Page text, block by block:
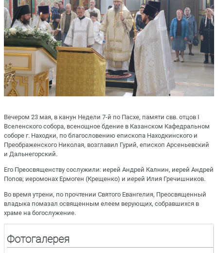
Вечером 23 мая, в канун Недели 7-й по Пасхе, памяти свв. отцов I
Вселенского собора, всенощное бдение в Казанском Кафедральном
соборе г. Находки, по благословению епископа Находкинского и
Преображенского Николая, возглавил Гурий, епископ Арсеньевский
и Дальнегорский.
Его Преосвященству сослужили: иерей Андрей Калнин, иерей Андрей
Попов; иеромонах Ермоген (Крещенко) и иерей Илия Гречишников.
Во время утрени, по прочтении Святого Евангелия, Преосвященный
владыка помазал освященным елеем верующих, собравшихся в
храме на богослужение.
Фотогалерея